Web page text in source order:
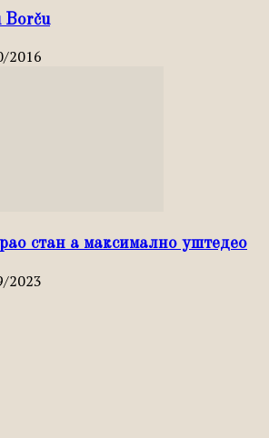
Borču
2016
стан а максимално уштедео
2023